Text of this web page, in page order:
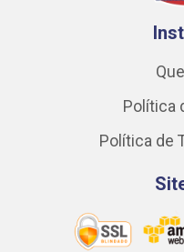
Política
Política de